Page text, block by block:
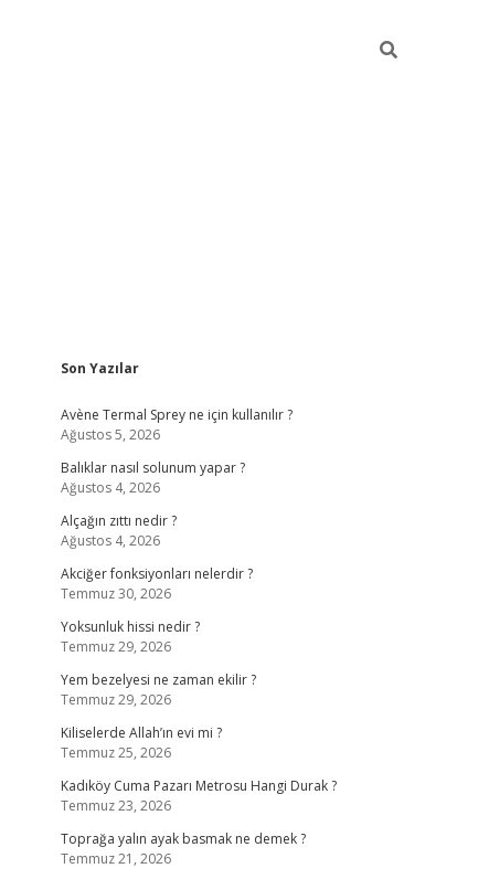
Sidebar
Son Yazılar
Avène Termal Sprey ne için kullanılır ?
Ağustos 5, 2026
Balıklar nasıl solunum yapar ?
Ağustos 4, 2026
Alçağın zıttı nedir ?
Ağustos 4, 2026
Akciğer fonksiyonları nelerdir ?
Temmuz 30, 2026
Yoksunluk hissi nedir ?
Temmuz 29, 2026
Yem bezelyesi ne zaman ekilir ?
Temmuz 29, 2026
Kiliselerde Allah’ın evi mi ?
Temmuz 25, 2026
Kadıköy Cuma Pazarı Metrosu Hangi Durak ?
Temmuz 23, 2026
Toprağa yalın ayak basmak ne demek ?
Temmuz 21, 2026